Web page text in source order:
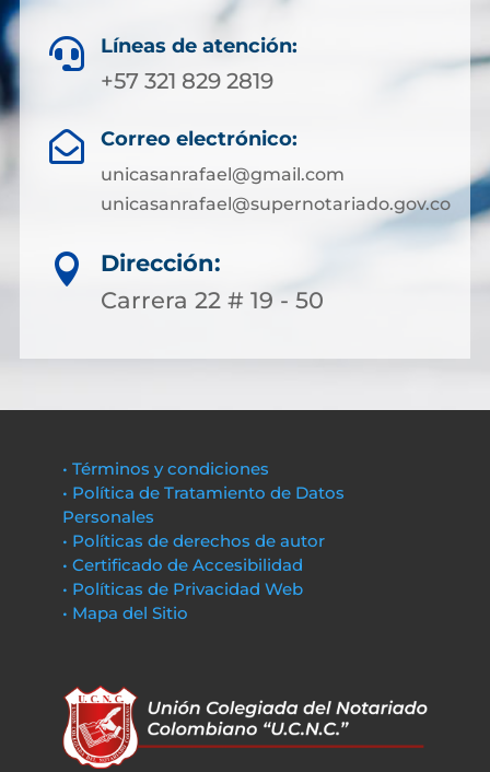
 Líneas de atención:
+57 321 829 2819
 Correo electrónico:
unicasanrafael@gmail.com
unicasanrafael@supernotariado.gov.co

Dirección:
Carrera 22 # 19 - 50
• Términos y condiciones
• Política de Tratamiento de Datos
Personales
• Políticas de derechos de autor
• Certificado de Accesibilidad
• Políticas de Privacidad Web
• Mapa del Sitio